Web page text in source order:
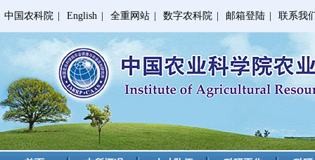
中国农科院 English 全重网站 数字农科院 邮箱登陆 联系我